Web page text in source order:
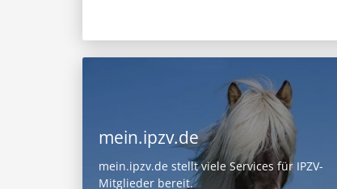
mein.ipzv.de
mein.ipzv.de stellt viele Services für IPZV-
Mitglieder bereit.